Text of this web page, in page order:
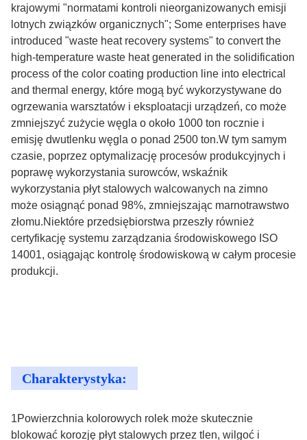
krajowymi "normatami kontroli nieorganizowanych emisji
lotnych związków organicznych"; Some enterprises have
introduced "waste heat recovery systems" to convert the
high-temperature waste heat generated in the solidification
process of the color coating production line into electrical
and thermal energy, które mogą być wykorzystywane do
ogrzewania warsztatów i eksploatacji urządzeń, co może
zmniejszyć zużycie węgla o około 1000 ton rocznie i
emisję dwutlenku węgla o ponad 2500 ton.W tym samym
czasie, poprzez optymalizację procesów produkcyjnych i
poprawę wykorzystania surowców, wskaźnik
wykorzystania płyt stalowych walcowanych na zimno
może osiągnąć ponad 98%, zmniejszając marnotrawstwo
złomu.Niektóre przedsiębiorstwa przeszły również
certyfikację systemu zarządzania środowiskowego ISO
14001, osiągając kontrolę środowiskową w całym procesie
produkcji.
Charakterystyka:
1Powierzchnia kolorowych rolek może skutecznie
blokować korozję płyt stalowych przez tlen, wilgoć i